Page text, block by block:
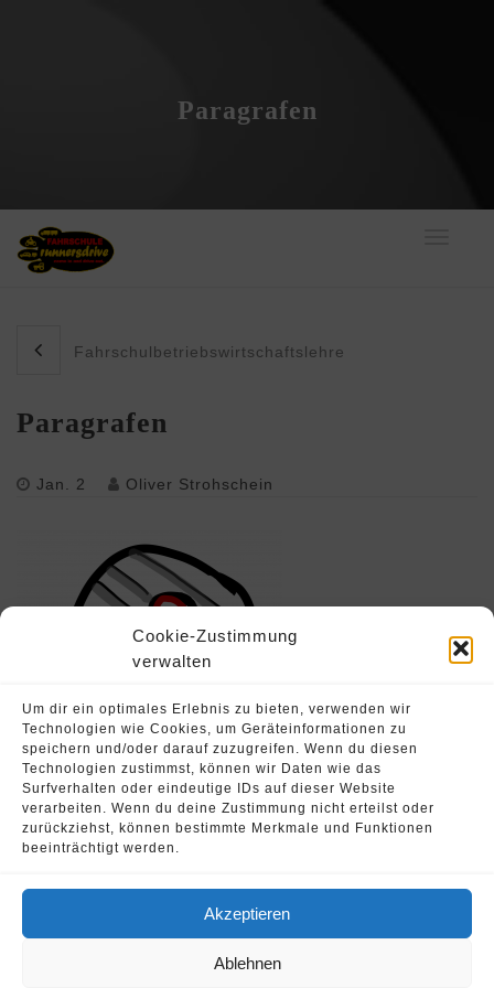
Cookie-Zustimmung
verwalten
Um dir ein optimales Erlebnis zu bieten, verwenden wir
Technologien wie Cookies, um Geräteinformationen zu
speichern und/oder darauf zuzugreifen. Wenn du diesen
Technologien zustimmst, können wir Daten wie das
Surfverhalten oder eindeutige IDs auf dieser Website
verarbeiten. Wenn du deine Zustimmung nicht erteilst oder
zurückziehst, können bestimmte Merkmale und Funktionen
beeinträchtigt werden.
Akzeptieren
Ablehnen
Paragrafen
Fahrschulbetriebswirtschaftslehre
Paragrafen
Jan. 2 Oliver Strohschein
© 2026 Oliver Strohschein •